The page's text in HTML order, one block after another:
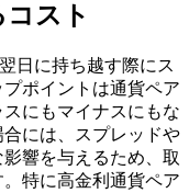
スト
日に持ち越す際にス
ポイントは通貨ペア
にもマイナスにもな
には、スプレッドや
響を与えるため、取
特に高金利通貨ペア